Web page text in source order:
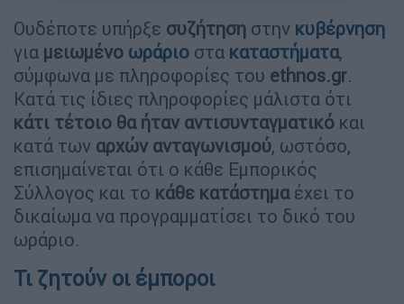
Ουδέποτε υπήρξε συζήτηση στην κυβέρνηση
για μειωμένο ωράριο στα καταστήματα,
σύμφωνα με πληροφορίες του ethnos.gr.
Κατά τις ίδιες πληροφορίες μάλιστα ότι
κάτι τέτοιο θα ήταν αντισυνταγματικό και
κατά των αρχών ανταγωνισμού, ωστόσο,
επισημαίνεται ότι ο κάθε Εμπορικός
Σύλλογος και το κάθε κατάστημαέχει το
δικαίωμα να προγραμματίσει το δικό του
ωράριο.
Τι ζητούν οι έμποροι